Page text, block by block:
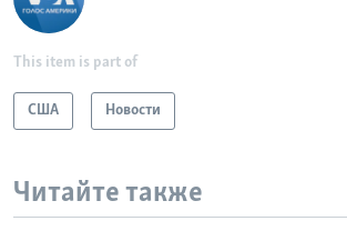
This item is part of
США Новости
Читайте также